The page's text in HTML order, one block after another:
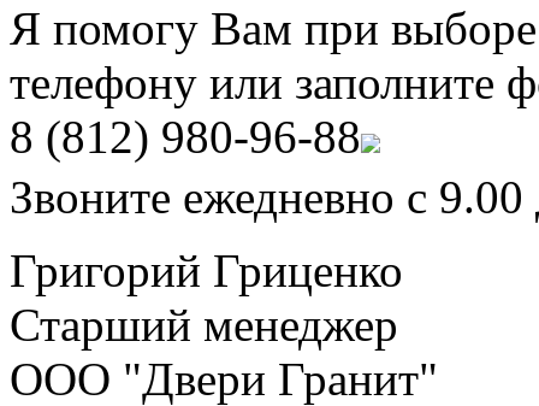
Я помогу Вам при
телефону или заполните
8 (812) 980-96-88
Звоните ежедневно с
Григорий Гриценко
Старший менеджер
ООО "Двери Гранит"